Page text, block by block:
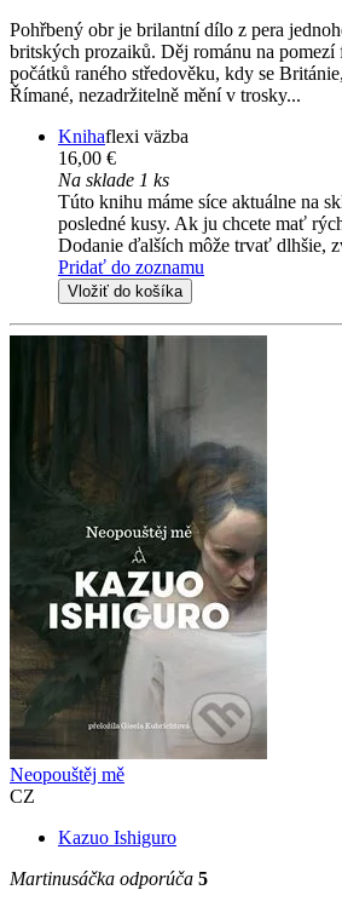
Pohřbený obr je brilantní dílo z pera
britských prozaiků. Děj románu na pomezí
počátků raného středověku, kdy se
Římané, nezadržitelně mění v trosky...
Knihaflexi väzba
16,00 €
Na sklade 1 ks
Túto knihu máme síce aktuálne na
posledné kusy. Ak ju chcete mať
Dodanie ďalších môže trvať dlhšie,
Pridať do zoznamu
Vložiť do košíka
Neopouštěj mě
CZ
Kazuo Ishiguro
Martinusáčka odporúča 5